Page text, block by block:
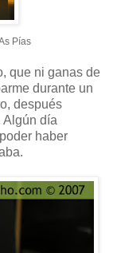
Pías
que ni ganas de
durante un
después
Algún día
haber